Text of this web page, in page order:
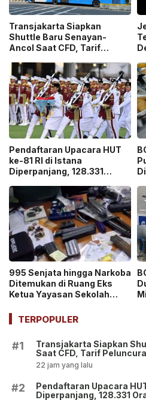
Transjakarta Siapkan
Shuttle Baru Senayan-
Ancol Saat CFD, Tarif
Pendaftaran Upacara HUT
ke-81 RI di Istana
Diperpanjang, 128.331
Ticket”
995 Senjata hingga Narkoba
Ditemukan di Ruang Eks
Ketua Yayasan Sekolah
Ekskul Menembak!
TERPOPULER
#1
Transjakarta Siapkan
Saat CFD, Tarif
22 jam yang lalu
#2
Pendaftaran Upacara
Diperpanjang, 128.331